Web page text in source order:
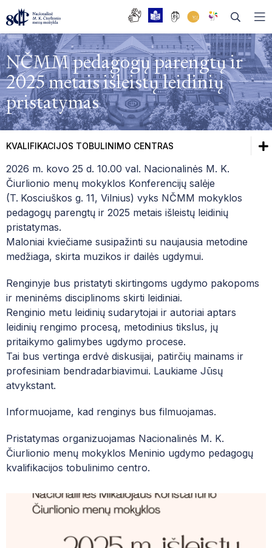
DAŽNIAUSIAI UŽDUODAMI KLAUSIMAI
BENDRASIS UGDYMAS
TĖVŲ TARYBA
MOKYKLOS TARYBA
DARBO TARYBA
ABITURIENTŲ OPEROS TRADICIJA
MUZIEJUS
PROJEKTAI
MENINĖ VEIKLA
MUZIKOS SKYRIUS
BALETO SKYRIUS
DAILĖS SKYRIUS
FONOTEKA
SOCIALIZACIJOS SKYRIUS
KVALIFIKACIJOS TOBULINIMO
MENŲ EDUKACIJOS CENTRAS
EDUPAGE
PRAŠYMŲ FORMOS
DUK| NORINTIEMS GYVENTI NČMM
PATYČIŲ DĖŽUTĖ: PRANEŠK APIE
NČMM pedagogų parengtų ir
2025 metais išleistų leidinių
pristatymas
KVALIFIKACIJOS TOBULINIMO CENTRAS
Biblioteka
Fonoteka
Socializacijos skyrius
Šokio teatras
Kvalifikacijos tobulinimo centras
Centro renginiai 2026 m.
Centro 2026 m. renginių planas
Centro renginiai 2025 m.
Centro renginiai 2024 m.
Centro renginiai 2023 m.
Menų edukacijos centras
2026 m. kovo 25 d. 10.00 val. Nacionalinės M. K.
Čiurlionio menų mokyklos Konferencijų salėje
(T. Kosciuškos g. 11, Vilnius) vyks NČMM mokyklos
pedagogų parengtų ir 2025 metais išleistų leidinių
pristatymas.
Maloniai kviečiame susipažinti su naujausia metodine
medžiaga, skirta muzikos ir dailės ugdymui.
Renginyje bus pristatyti skirtingoms ugdymo pakopoms
ir meninėms disciplinoms skirti leidiniai.
Renginio metu leidinių sudarytojai ir autoriai aptars
leidinių rengimo procesą, metodinius tikslus, jų
pritaikymo galimybes ugdymo procese.
Tai bus vertinga erdvė diskusijai, patirčių mainams ir
profesiniam bendradarbiavimui. Laukiame Jūsų
atvykstant.
Informuojame, kad renginys bus filmuojamas.
Pristatymas organizuojamas Nacionalinės M. K.
Čiurlionio menų mokyklos Meninio ugdymo pedagogų
kvalifikacijos tobulinimo centro.